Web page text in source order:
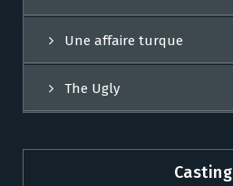
Une affaire turque
The Ugly
Casting